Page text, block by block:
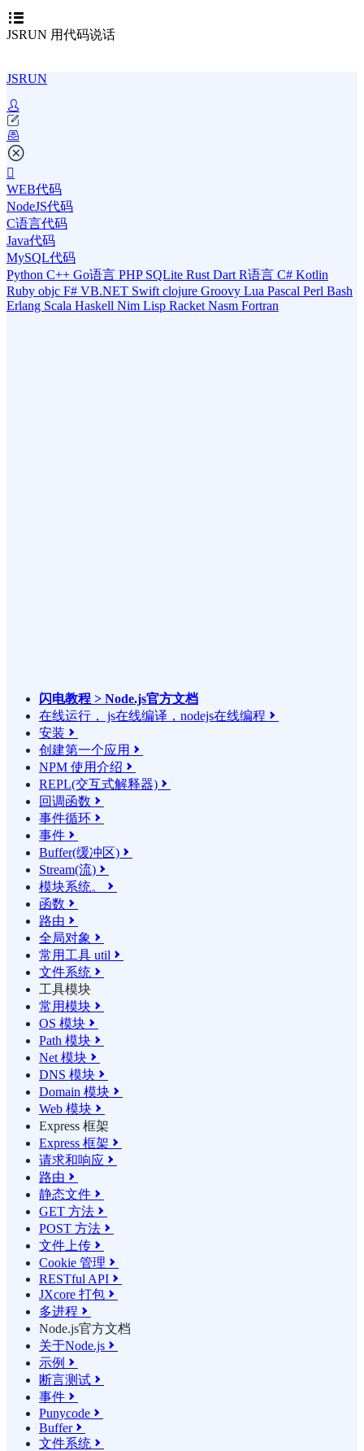
JSRUN 用代码说话
JSRUN
WEB代码
NodeJS代码
C语言代码
Java代码
MySQL代码
Python C++ Go语言 PHP SQLite Rust Dart R语言 C# Kotlin
Ruby objc F# VB.NET Swift clojure Groovy Lua Pascal Perl Bash
Erlang Scala Haskell Nim Lisp Racket Nasm Fortran
闪电教程 > Node.js官方文档
在线运行， js在线编译，nodejs在线编程 
安装 
创建第一个应用 
NPM 使用介绍 
REPL(交互式解释器) 
回调函数 
事件循环 
事件 
Buffer(缓冲区) 
Stream(流) 
模块系统。 
函数 
路由 
全局对象 
常用工具 util 
文件系统 
工具模块
常用模块 
OS 模块 
Path 模块 
Net 模块 
DNS 模块 
Domain 模块 
Web 模块 
Express 框架
Express 框架 
请求和响应 
路由 
静态文件 
GET 方法 
POST 方法 
文件上传 
Cookie 管理 
RESTful API 
JXcore 打包 
多进程 
Node.js官方文档
关于Node.js 
示例 
断言测试 
事件 
Punycode 
Buffer
文件系统 